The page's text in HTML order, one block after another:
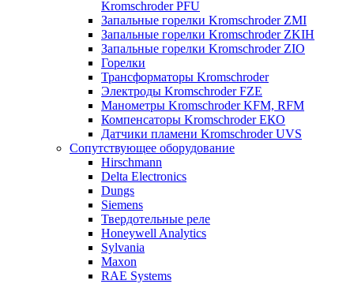
Kromschroder PFU
Запальные горелки Kromschroder ZМI
Запальные горелки Kromschroder ZKIH
Запальные горелки Kromschroder ZIO
Горелки
Трансформаторы Kromschroder
Электроды Kromschroder FZE
Манометры Kromschroder KFM, RFM
Компенсаторы Kromschroder ЕКО
Датчики пламени Kromschroder UVS
Сопутствующее оборудование
Hirschmann
Delta Electronics
Dungs
Siemens
Твердотельные реле
Honeywell Analytics
Sylvania
Maxon
RAE Systems